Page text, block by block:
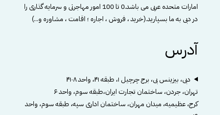
امارات متحده عربی می باشد.0 تا 100 امور مهاجرتی و سرمایه گذاری را
در دبی به ما بسپارید.(خرید ، فروش ، اجاره ؛ اقامت ، مشاوره و...)
آدرس
دبی، بیزینس بی، برج چرچیل ۱، طبقه ۴۱، واحد ۴۱۰۸
تهران، جردن، ساختمان تجارت ایران،طبقه سوم، واحد ۶
کرج، عظیمیه، میدان مهران، ساختمان اداری سپه، طبقه سوم، واحد